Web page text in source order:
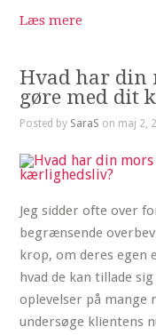
Læs mere
Hvad har din
gøre med dit
Posted by SaraS on maj 2,
Jeg sidder ofte over
begrænsende
krop, om deres egen
hvad de kan tillade
oplevelser på mange
undersøge klientens